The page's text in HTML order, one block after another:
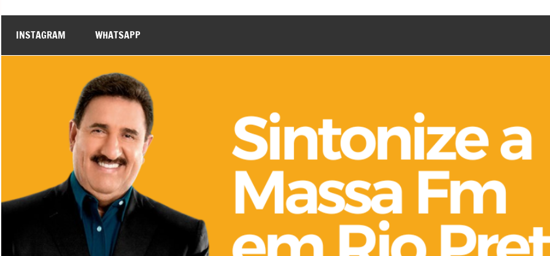
INSTAGRAM WHATSAPP